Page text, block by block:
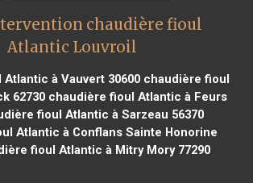
chaudière fioul
Atlantic Louvroil
à Vauvert 30600chaudière fioul
62730chaudière fioul Atlantic à Feurs
fioul Atlantic à Sarzeau 56370
Atlantic à Conflans Sainte Honorine
fioul Atlantic à Mitry Mory 77290